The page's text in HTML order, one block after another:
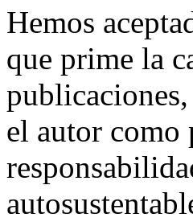
Hemos
que prime la
el autor como